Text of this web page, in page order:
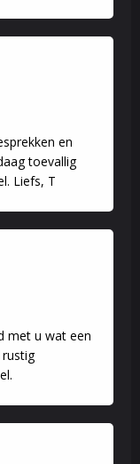
en
toevallig
Liefs, T
met u wat een